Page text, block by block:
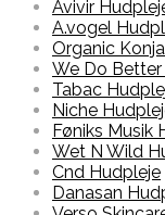
Avivir
A.vogel
Organic
We Do
Tabac
Niche
Føniks Musik
Wet N Wild
Cnd Hudpleje
Danasan